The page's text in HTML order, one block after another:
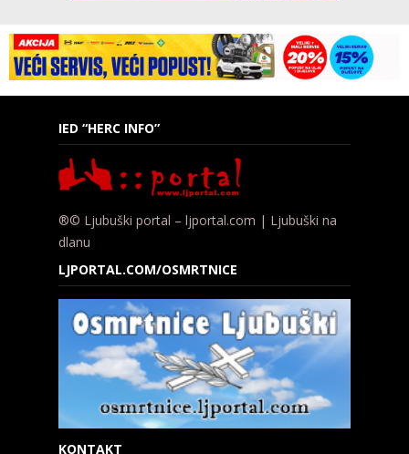
IED “HERC INFO”
®© Ljubuški portal – ljportal.com | Ljubuški na
dlanu
LJPORTAL.COM/OSMRTNICE
KONTAKT